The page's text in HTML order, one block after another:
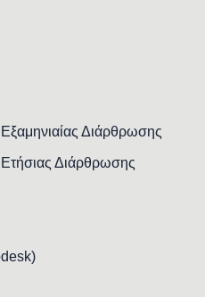
Διάρθρωσης
Διάρθρωσης